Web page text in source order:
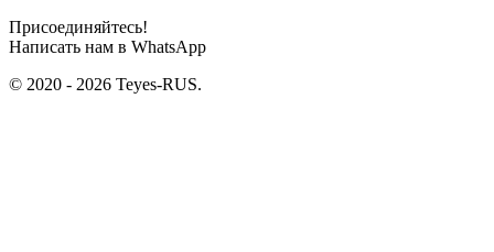
Присоединяйтесь!
Написать нам в WhatsApp
© 2020 - 2026 Teyes-RUS.